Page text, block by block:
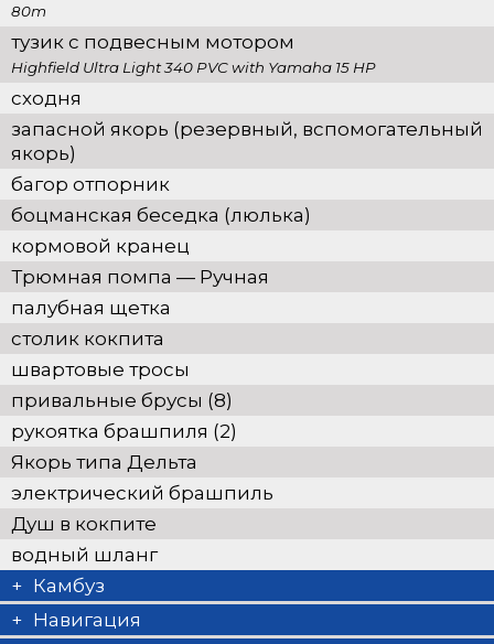
80m
тузик с подвесным мотором
Highfield Ultra Light 340 PVC with Yamaha 15 HP
сходня
запасной якорь (резервный, вспомогательный
якорь)
багор отпорник
боцманская беседка (люлька)
кормовой кранец
Трюмная помпа — Pучная
палубная щетка
столик кокпита
швартовые тросы
привальные брусы (8)
рукоятка брашпиля (2)
Якорь типа Дельта
электрический брашпиль
Душ в кокпите
водный шланг
Камбуз
Электрическая кофемашина
Навигация